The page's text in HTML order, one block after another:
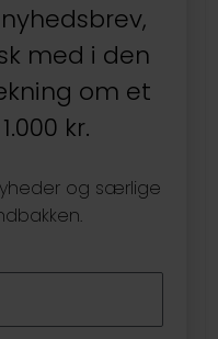
med i den
om et
kr.
og særlige